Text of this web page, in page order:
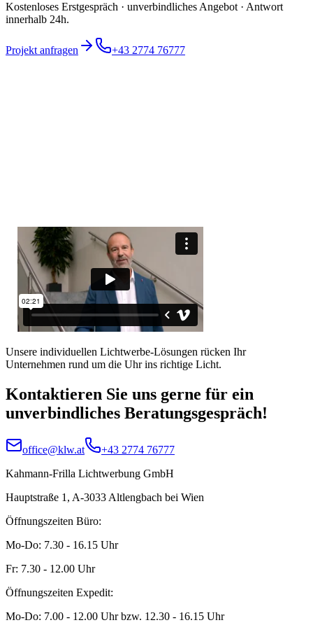
Kostenloses Erstgespräch · unverbindliches Angebot · Antwort
innerhalb 24h.
Projekt anfragen +43 2774 76777
Unsere individuellen Lichtwerbe-Lösungen rücken Ihr
Unternehmen rund um die Uhr ins richtige Licht.
Kontaktieren Sie uns gerne für ein
unverbindliches Beratungsgespräch!
office@klw.at
+43 2774 76777
Kahmann-Frilla Lichtwerbung GmbH
Hauptstraße 1, A-3033 Altlengbach bei Wien
Öffnungszeiten Büro:
Mo-Do: 7.30 - 16.15 Uhr
Fr: 7.30 - 12.00 Uhr
Öffnungszeiten Expedit:
Mo-Do: 7.00 - 12.00 Uhr bzw. 12.30 - 16.15 Uhr